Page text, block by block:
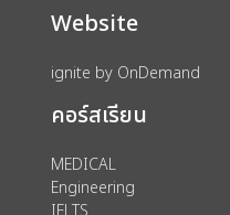
Website
ignite by OnDemand
คอร์สเรียน
MEDICAL
Engineering
IELTS